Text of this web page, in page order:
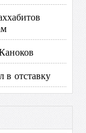
в отставку